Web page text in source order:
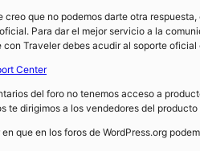
creo que no podemos darte otra
Para dar el mejor servicio a la
con Traveler debes acudir al soporte oficial
Center
del foro no tenemos acceso a
te dirigimos a los vendedores del
que en los foros de WordPress.org